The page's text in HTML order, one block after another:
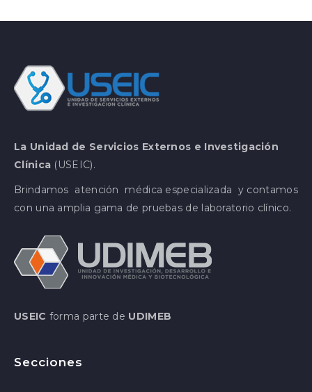
La Unidad de Servicios Externos e Investigación
Clínica (USEIC).
Brindamos atención médica especializada y contamos
con una amplia gama de pruebas de laboratorio clínico.
USEIC forma parte de UDIMEB
Secciones